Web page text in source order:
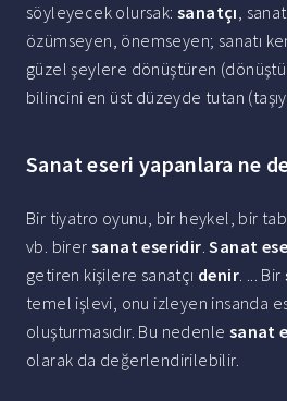
söyleyecek olursak: sanatçı,
özümseyen, önemseyen; sanatı
güzel şeylere dönüştüren
bilincini en üst düzeyde tutan
Sanat eseri yapanlara ne
Bir tiyatro oyunu, bir heykel, bir
vb. birersanat eseridir.Sanat
getiren kişilere sanatçı denir. ... Bir
temel işlevi, onu izleyen insanda
oluşturmasıdır. Bu nedenle sanat
olarak da değerlendirilebilir.